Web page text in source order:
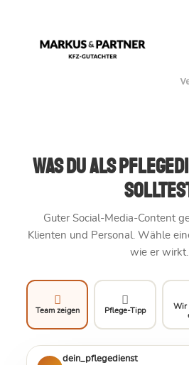
Was du als
Guter Social-Media-Content
Klienten und Personal. Wähle
wie er wirkt.
Team zeigen Pflege-Tipp
Wir
dein_pflegedienst